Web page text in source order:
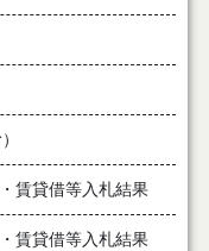
賃貸借等入札結果
賃貸借等入札結果